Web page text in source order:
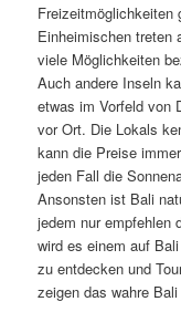
Freizeitmöglichkeiten
Einheimischen treten
viele Möglichkeiten
Auch andere Inseln
etwas im Vorfeld von
vor Ort. Die Lokals
kann die Preise
jeden Fall die
Ansonsten ist Bali
jedem nur empfehlen
wird es einem auf
zu entdecken und
zeigen das wahre